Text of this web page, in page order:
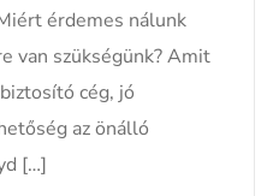
érdemes nálunk
van szükségünk? Amit
cég, jó
az önálló
[…]